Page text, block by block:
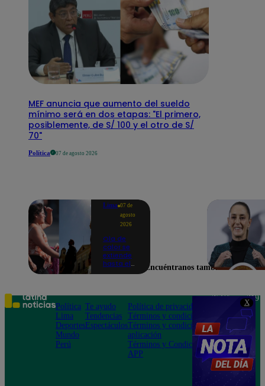
X
MEF anuncia que aumento del sueldo
mínimo será en dos etapas: "El primero,
posiblemente, de S/ 100 y el otro de S/
70"
Política 07 de agosto 2026
Lima 07 de
agosto
2026
Ola de
calor se
extiende
hasta el
Lima y
otras 16
regiones
Encuéntranos también en
Política
Lima
Deportes
Mundo
Perú
Te ayudo
Tendencias
Espectáculos
Política de privacidad
Términos y condiciones
Términos y condiciones
aplicación
Términos y Condiciones
APP
Teléfono: 219
Av. San
Felipe 968
Jesús María